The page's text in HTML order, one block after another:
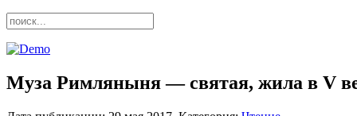
Муза Римляныня — святая, жила в V